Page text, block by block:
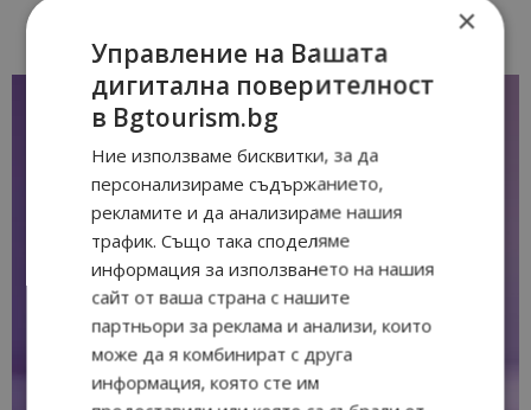
×
Управление на Вашата
дигитална поверителност
в Bgtourism.bg
Ние използваме бисквитки, за да
персонализираме съдържанието,
рекламите и да анализираме нашия
трафик. Също така споделяме
информация за използването на нашия
сайт от ваша страна с нашите
партньори за реклама и анализи, които
може да я комбинират с друга
информация, която сте им